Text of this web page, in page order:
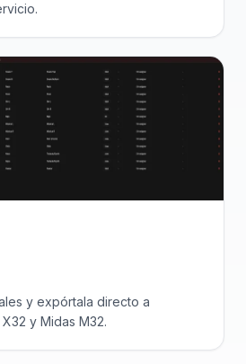
y expórtala directo a
y Midas M32.